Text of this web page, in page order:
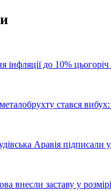
інфляції до 10%
стався
Аравія підписали
внесли заставу у